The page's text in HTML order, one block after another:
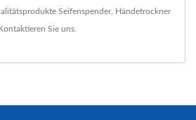
Seifenspender, Händetrockner
Kontaktieren Sie uns.